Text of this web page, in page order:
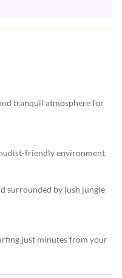
tranquil atmosphere for
friendly environment.
surrounded by lush jungle
just minutes from your